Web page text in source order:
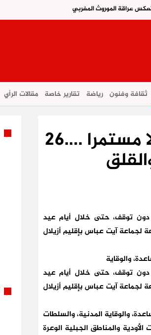
عراقة الموروث المغربي
ثقافة وفنون رياضة تقارير خاصة مقالات الرأي
البحث عن المختفية “وردية”.. لازالا مستمرا ….26
الميدانية لليوم الـ26 على التوالي دون توقف، حتى خلال أيام عيد
لجماعة آيت عباس بإقليم أزيلال
والوقاية
الميدانية لليوم الـ26 على التوالي دون توقف، حتى خلال أيام عيد
لجماعة آيت عباس بإقليم أزيلال
والوقاية المدنية، والسلطات
والمناطق الجبلية الوعرة